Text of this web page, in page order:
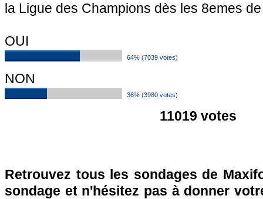
la Ligue des Champions dès les 8emes
OUI
64% (7039 votes)
NON
36% (3980 votes)
11019 votes
Retrouvez tous les sondages de
sondage et n'hésitez pas à donner